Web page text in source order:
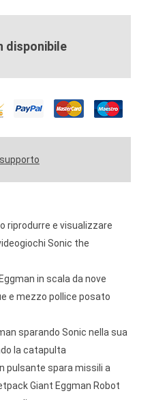
disponibile
riprodurre e visualizzare
Sonic the
in scala da nove
e mezzo pollice posato
sparando Sonic nella sua
la catapulta
pulsante spara missili a
Giant Eggman Robot